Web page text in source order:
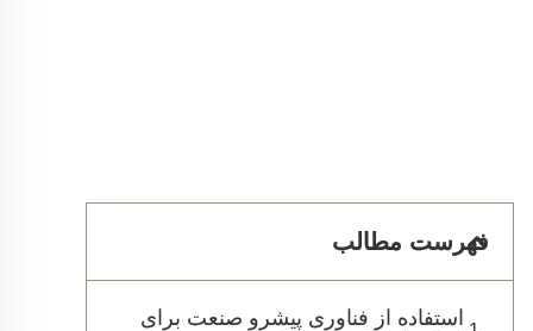
فهرست مطالب
استفاده از فناوری پیشرو صنعت برای